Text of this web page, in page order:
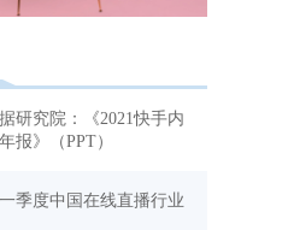
研究院：《2021快手内
报》（PPT）
季度中国在线直播行业